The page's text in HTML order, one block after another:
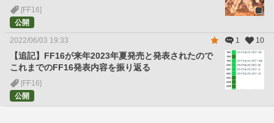
[FF16]
公開
2022/06/03 19:33 1 10
【追記】FF16が来年2023年夏発売と発表されたので
これまでのFF16発表内容を振り返る
[FF16]
公開